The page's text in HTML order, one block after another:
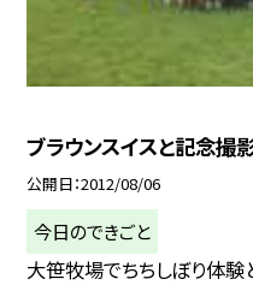
ブラウンスイスと記念撮
公開日 2012/08/06
今日のできごと
大笹牧場でちちしぼり体験